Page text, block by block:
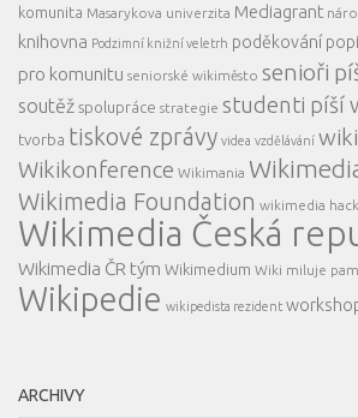
komunita Masarykova univerzita Mediagrant
knihovna Podzimní knižní veletrh poděkování
pro komunitu seniorské wikiměsto senioři
soutěž spolupráce strategie studenti píší
tvorba tiskové zprávy videa vzdělávání
Wikikonference Wikimania
Wikimedia Foundation wikimedia
Wikimedia Česká
Wikimedia ČR tým Wikimedium Wiki miluje
Wikipedie wikipedista rezident
ARCHIVY